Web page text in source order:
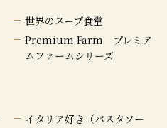
世界のスープ食堂
Premium Farm プレミア
ムファームシリーズ
イタリア好き（パスタソー